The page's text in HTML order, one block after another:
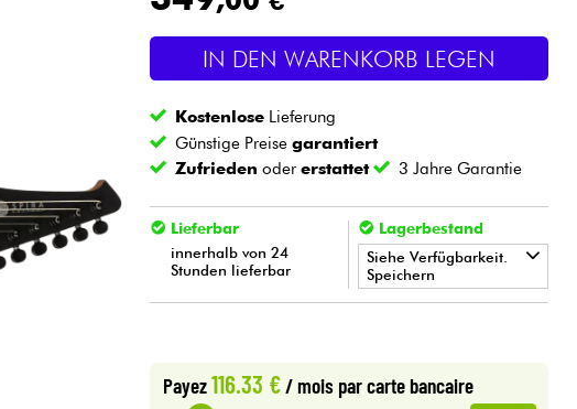
Live-Sound
Blasinstrumente
Kabel & Zubehöre
IN DEN WARENKORB LEGEN
Kostenlose Lieferung
Günstige Preisegarantiert
Zufrieden odererstattet 3 Jahre Garantie
Lieferbar
innerhalb von 24
Stunden lieferbar
Lagerbestand
Siehe Verfügbarkeit.
Speichern
•
Payez116.33 €/ mois par carte bancaire